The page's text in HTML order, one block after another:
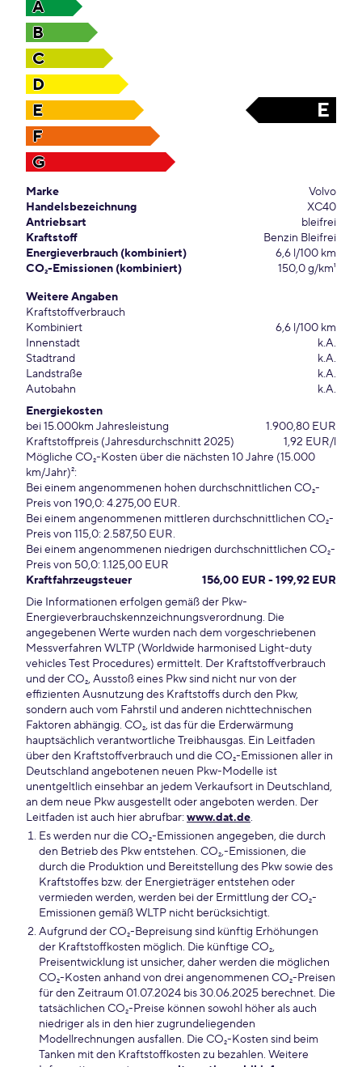
A
B
C
D
E
E
F
G
Marke
Volvo
Handelsbezeichnung
XC40
Antriebsart
bleifrei
Kraftstoff
Benzin Bleifrei
Energieverbrauch (kombiniert)
6,6 l/100 km
CO₂-Emissionen (kombiniert)
150,0 g/km¹
Weitere Angaben
Kraftstoffverbrauch
Kombiniert
6,6 l/100 km
Innenstadt
k.A.
Stadtrand
k.A.
Landstraße
k.A.
Autobahn
k.A.
Energiekosten
bei 15.000km Jahresleistung
1.900,80 EUR
Kraftstoffpreis (Jahresdurchschnitt 2025)
1,92 EUR/l
Mögliche CO₂-Kosten über die nächsten 10 Jahre (15.000
km/Jahr)²:
Bei einem angenommenen hohen durchschnittlichen CO₂-
Preis von 190,0: 4.275,00 EUR.
Bei einem angenommenen mittleren durchschnittlichen CO₂-
Preis von 115,0: 2.587,50 EUR.
Bei einem angenommenen niedrigen durchschnittlichen CO₂-
Preis von 50,0: 1.125,00 EUR
Kraftfahrzeugsteuer
156,00 EUR - 199,92 EUR
Die Informationen erfolgen gemäß der Pkw-
Energieverbrauchskennzeichnungsverordnung. Die
angegebenen Werte wurden nach dem vorgeschriebenen
Messverfahren WLTP (Worldwide harmonised Light-duty
vehicles Test Procedures) ermittelt. Der Kraftstoffverbrauch
und der CO₂, Ausstoß eines Pkw sind nicht nur von der
effizienten Ausnutzung des Kraftstoffs durch den Pkw,
sondern auch vom Fahrstil und anderen nichttechnischen
Faktoren abhängig. CO₂, ist das für die Erderwärmung
hauptsächlich verantwortliche Treibhausgas. Ein Leitfaden
über den Kraftstoffverbrauch und die CO₂-Emissionen aller in
Deutschland angebotenen neuen Pkw-Modelle ist
unentgeltlich einsehbar an jedem Verkaufsort in Deutschland,
an dem neue Pkw ausgestellt oder angeboten werden. Der
Leitfaden ist auch hier abrufbar: www.dat.de.
Es werden nur die CO₂-Emissionen angegeben, die durch
den Betrieb des Pkw entstehen. CO₂,-Emissionen, die
durch die Produktion und Bereitstellung des Pkw sowie des
Kraftstoffes bzw. der Energieträger entstehen oder
vermieden werden, werden bei der Ermittlung der CO₂-
Emissionen gemäß WLTP nicht berücksichtigt.
Aufgrund der CO₂-Bepreisung sind künftig Erhöhungen
der Kraftstoffkosten möglich. Die künftige CO₂,
Preisentwicklung ist unsicher, daher werden die möglichen
CO₂-Kosten anhand von drei angenommenen CO₂-Preisen
für den Zeitraum 01.07.2024 bis 30.06.2025 berechnet. Die
tatsächlichen CO₂-Preise können sowohl höher als auch
niedriger als in den hier zugrundeliegenden
Modellrechnungen ausfallen. Die CO₂-Kosten sind beim
Tanken mit den Kraftstoffkosten zu bezahlen. Weitere